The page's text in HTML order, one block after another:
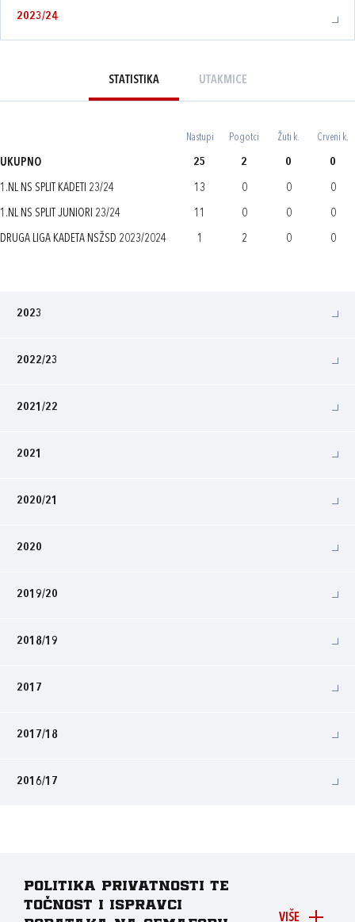
2023/24
STATISTIKA UTAKMICE
Nastupi Pogotci Žuti k. Crveni k.
UKUPNO 25 2 0 0
1.NL NS SPLIT KADETI 23/24 13 0 0 0
1.NL NS SPLIT JUNIORI 23/24 11 0 0 0
DRUGA LIGA KADETA NSŽSD 2023/2024 1 2 0 0
2023
2022/23
2021/22
2021
2020/21
2020
2019/20
2018/19
2017
2017/18
2016/17
VIŠE
Politika privatnosti te
točnost i ispravci